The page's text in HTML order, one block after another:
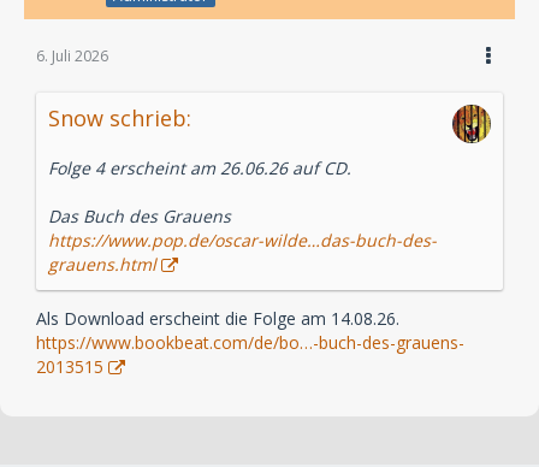
6. Juli 2026
Snow schrieb:
Folge 4 erscheint am 26.06.26 auf CD.
Das Buch des Grauens
https://www.pop.de/oscar-wilde…das-buch-des-
grauens.html
Als Download erscheint die Folge am 14.08.26.
https://www.bookbeat.com/de/bo…-buch-des-grauens-
2013515